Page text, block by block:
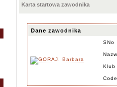
Karta startowa zawodnika
Dane zawodnika
SNo
Klub
Code